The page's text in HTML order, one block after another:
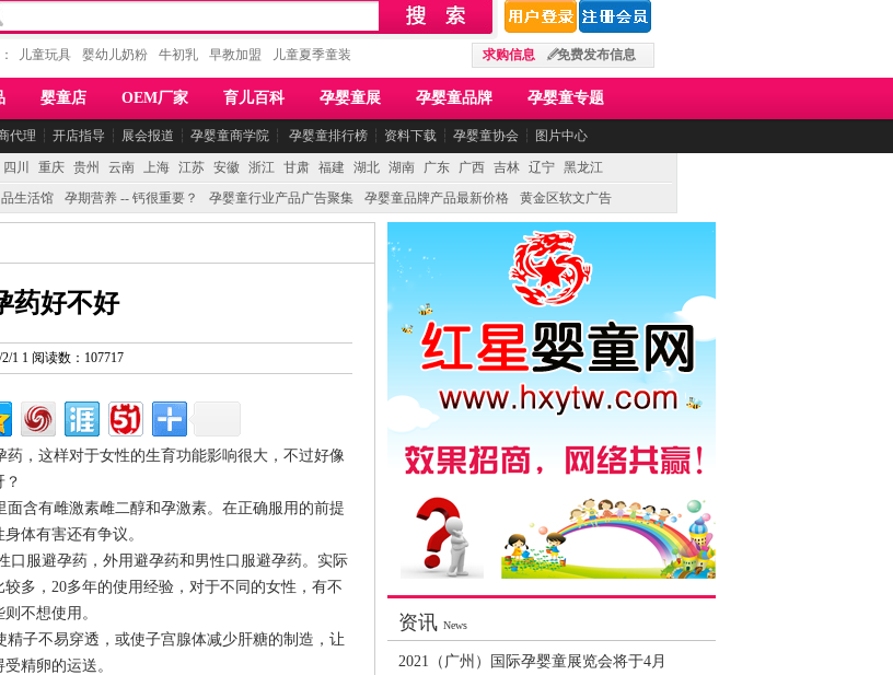
求购信息 免费发布信息
儿童玩具 婴幼儿奶粉 牛初乳 早教加盟 儿童夏季童装
婴童店 OEM厂家 育儿百科 孕婴童展 孕婴童品牌 孕婴童专题
代理 ┆ 开店指导 ┆ 展会报道 ┆ 孕婴童商学院 ┆ 孕婴童排行榜 ┆ 资料下载 ┆ 孕婴童协会 ┆ 图片中心
四川 重庆 贵州 云南 上海 江苏 安徽 浙江 甘肃 福建 湖北 湖南 广东 广西 吉林 辽宁 黑龙江
生活馆 孕期营养 -- 钙很重要？ 孕婴童行业产品广告聚集 孕婴童品牌产品最新价格 黄金区软文广告
药好不好
1 1 阅读数：107717
，这样对于女性的生育功能影响很大，不过好像
含有雌激素雌二醇和孕激素。在正确服用的前提
体有害还有争议。
口服避孕药，外用避孕药和男性口服避孕药。实际
多，20多年的使用经验，对于不同的女性，有不
不想使用。
子不易穿透，或使子宫腺体减少肝糖的制造，让
精卵的运送。
资讯 News
2021（广州）国际孕婴童展览会将于4月